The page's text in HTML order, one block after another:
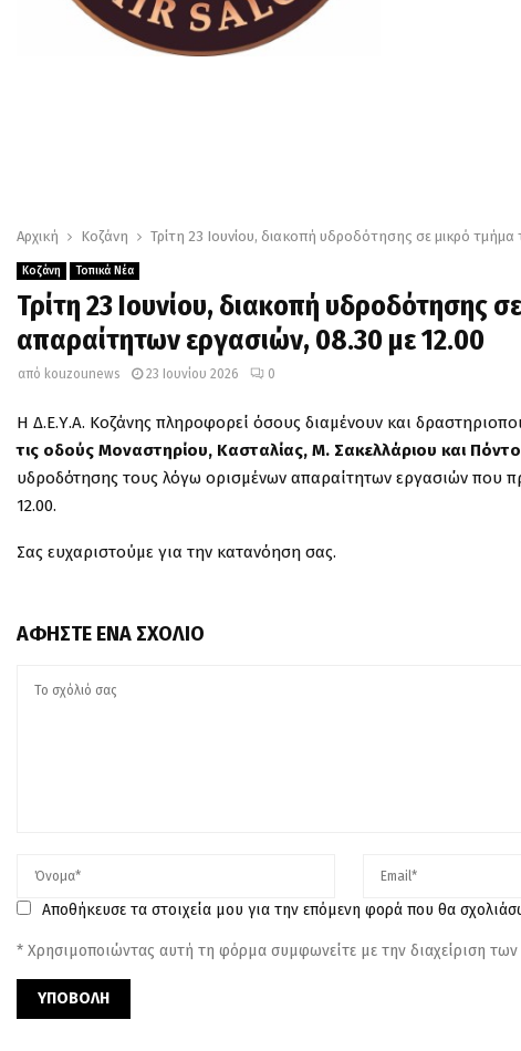
Αρχική Κοζάνη Τρίτη 23 Ιουνίου, διακοπή υδροδότησης σε μικρό
Κοζάνη Τοπικά Νέα
Τρίτη 23 Ιουνίου, διακοπή υδροδότησης
απαραίτητων εργασιών, 08.30 με 12.00
από kouzounews 23 Ιουνίου 2026 0
Η Δ.Ε.Υ.Α. Κοζάνης πληροφορεί όσους διαμένουν και
τις οδούς Μοναστηρίου, Κασταλίας, Μ. Σακελλάριου και
υδροδότησης τους λόγω ορισμένων απαραίτητων εργασιών που
12.00.
Σας ευχαριστούμε για την κατανόηση σας.
ΑΦΉΣΤΕ ΈΝΑ ΣΧΌΛΙΟ
Αποθήκευσε τα στοιχεία μου για την επόμενη φορά που θα
* Χρησιμοποιώντας αυτή τη φόρμα συμφωνείτε με την διαχείριση